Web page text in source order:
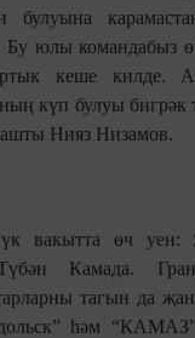
юлы командабыз
кеше килде.
күп булуы бигрәк
Нияз Низамов.
вакытта өч уен:
Камада.
тагын да
һәм